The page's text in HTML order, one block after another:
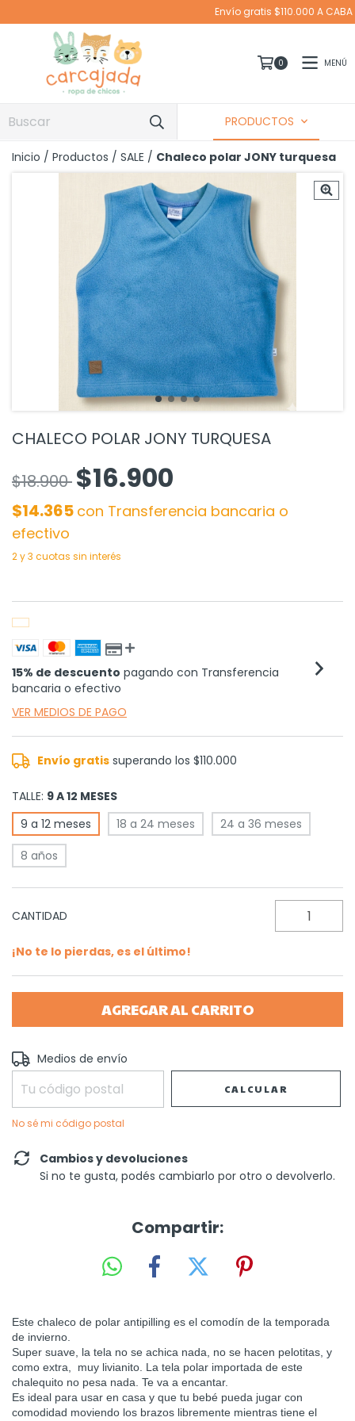
Envío gratis $110.000 A CABA EN MOTO Y SUCURSAL CORREO
0 MENÚ
PRODUCTOS
Inicio / Productos / SALE / Chaleco polar JONY turquesa
CHALECO POLAR JONY TURQUESA
$18.900 $16.900
$14.365 con Transferencia bancaria o
efectivo
15% de descuento pagando con Transferencia
bancaria o efectivo
VER MEDIOS DE PAGO
Envío gratis superando los$110.000
TALLE: 9 A 12 MESES
9 a 12 meses
18 a 24 meses
24 a 36 meses
8 años
CANTIDAD
¡No te lo pierdas, es el último!
Entregas para el CP:
Medios de envío
CALCULAR
No sé mi código postal
Cambios y devoluciones
Si no te gusta, podés cambiarlo por otro o devolverlo.
Compartir:
Este chaleco de polar antipilling es el comodín de la temporada
de invierno.
Super suave, la tela no se achica nada, no se hacen pelotitas, y
como extra, muy livianito. La tela polar importada de este
chalequito no pesa nada. Te va a encantar.
Es ideal para usar en casa y que tu bebé pueda jugar con
comodidad moviendo los brazos libremente mientras tiene el